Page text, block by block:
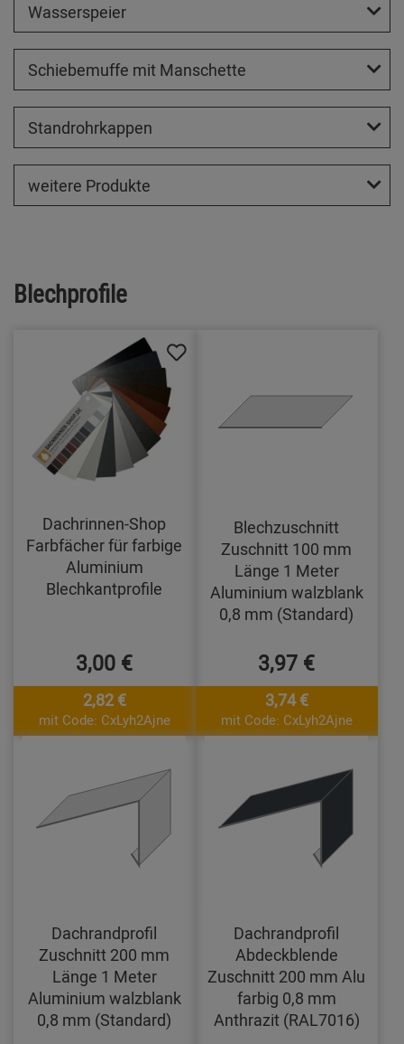
Wasserspeier
Schiebemuffe mit Manschette
Standrohrkappen
weitere Produkte
Blechprofile
Dachrinnen-Shop
Farbfächer für farbige
Aluminium
Blechkantprofile
3,00 €
2,82 €
mit Code: CxLyh2Ajne
Blechzuschnitt
Zuschnitt 100 mm
Länge 1 Meter
Aluminium walzblank
0,8 mm (Standard)
3,97 €
3,74 €
mit Code: CxLyh2Ajne
Dachrandprofil
Zuschnitt 200 mm
Länge 1 Meter
Aluminium walzblank
0,8 mm (Standard)
Dachrandprofil
Abdeckblende
Zuschnitt 200 mm Alu
farbig 0,8 mm
Anthrazit (RAL7016)